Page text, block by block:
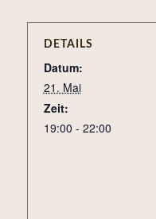
DETAILS
Datum:
21. Mai
Zeit:
19:00 - 22:00